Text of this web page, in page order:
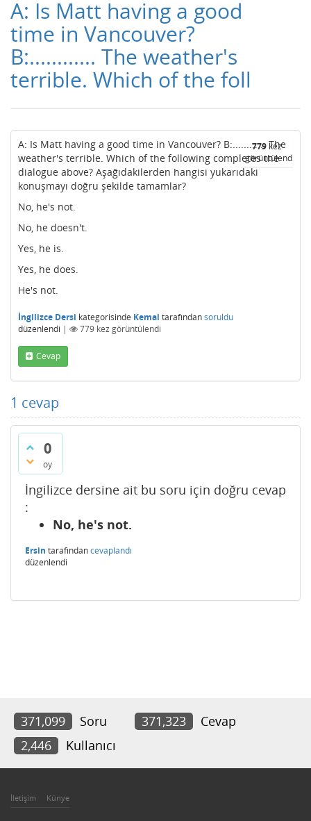
A: Is Matt having a good
time in Vancouver?
B:............ The weather's
terrible. Which of the foll
779 kez
görüntülendi
A: Is Matt having a good time in Vancouver? B:............ The
weather's terrible. Which of the following completes the
dialogue above? Aşağıdakilerden hangisi yukarıdaki
konuşmayı doğru şekilde tamamlar?
No, he's not.
No, he doesn't.
Yes, he is.
Yes, he does.
He's not.
İngilizce Dersi kategorisinde Kemal tarafındansoruldu
düzenlendi | 779 kez görüntülendi
Cevap
1 cevap
0
oy
İngilizce dersine ait bu soru için doğru cevap
:
No, he's not.
Ersin tarafındancevaplandı
düzenlendi
371,099 Soru 371,323
Cevap
2,446
Kullanıcı
İletişim Künye